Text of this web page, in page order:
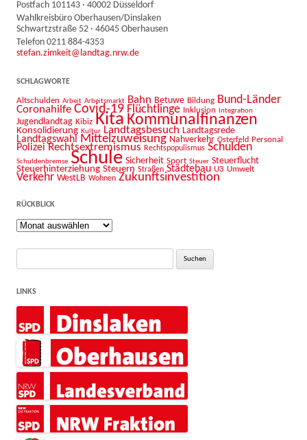
Postfach 101143 · 40002 Düsseldorf
Wahlkreisbüro Oberhausen/Dinslaken
Schwartzstraße 52 · 46045 Oberhausen
Telefon 0211 884-4353
stefan.zimkeit@landtag.nrw.de
SCHLAGWORTE
Altschulden Arbeit Arbeitsmarkt Bahn Betuwe Bildung Bund-Länder
Coronahilfe Covid-19 Flüchtlinge Inklusion Integration
Jugendlandtag Kibiz Kita Kommunalfinanzen
Konsolidierung Kultur Landtagsbesuch Landtagsrede
Landtagswahl Mittelzuweisung Nahverkehr Osterfeld Personal
Polizei Rechtsextremismus Rechtspopulismus Schulden
Schuldenbremse Schule Sicherheit Sport Steuer Steuerflucht
Steuerhinterziehung Steuern Straßen Städtebau U3 Umwelt
Verkehr WestLB Wohnen Zukunftsinvestition
RÜCKBLICK
Rückblick
Suche
LINKS